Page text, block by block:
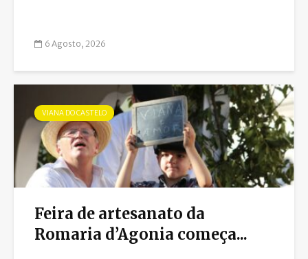
6 Agosto, 2026
VIANA DO CASTELO
Feira de artesanato da
Romaria d’Agonia começa...